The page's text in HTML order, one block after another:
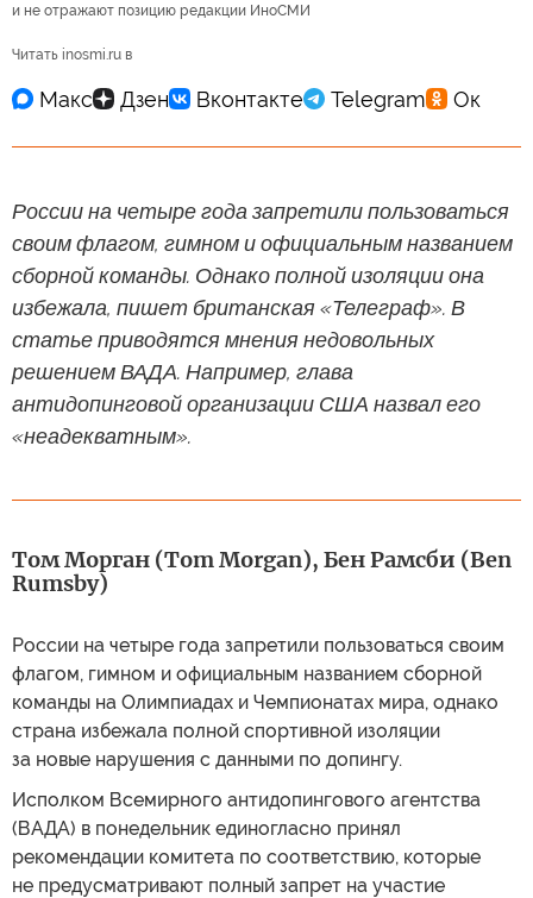
и не отражают позицию редакции ИноСМИ
Читать inosmi.ru в
России на четыре года запретили пользоваться
своим флагом, гимном и официальным названием
сборной команды. Однако полной изоляции она
избежала, пишет британская «Телеграф». В
статье приводятся мнения недовольных
решением ВАДА. Например, глава
антидопинговой организации США назвал его
«неадекватным».
Том Морган (Tom Morgan), Бен Рамсби (Ben
Rumsby)
России на четыре года запретили пользоваться своим
флагом, гимном и официальным названием сборной
команды на Олимпиадах и Чемпионатах мира, однако
страна избежала полной спортивной изоляции
за новые нарушения с данными по допингу.
Исполком Всемирного антидопингового агентства
(ВАДА) в понедельник единогласно принял
рекомендации комитета по соответствию, которые
не предусматривают полный запрет на участие